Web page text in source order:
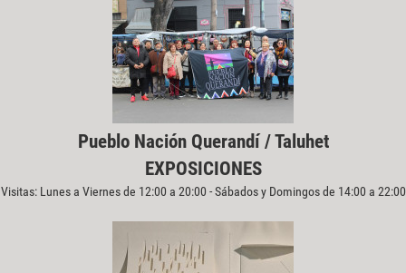
Pueblo Nación Querandí / Taluhet
EXPOSICIONES
Visitas: Lunes a Viernes de 12:00 a 20:00 - Sábados y Domingos de 14:00 a 22:00